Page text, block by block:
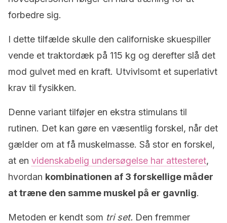
forbedre sig.
I dette tilfælde skulle den californiske skuespiller
vende et traktordæk på 115 kg og derefter slå det
mod gulvet med en kraft. Utvivlsomt et superlativt
krav til fysikken.
Denne variant tilføjer en ekstra stimulans til
rutinen. Det kan gøre en væsentlig forskel, når det
gælder om at få muskelmasse. Så stor en forskel,
at en videnskabelig undersøgelse har attesteret,
hvordan kombinationen af 3 forskellige måder
at træne den samme muskel på er gavnlig.
Metoden er kendt som tri set. Den fremmer